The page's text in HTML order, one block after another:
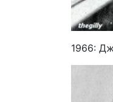
1966: